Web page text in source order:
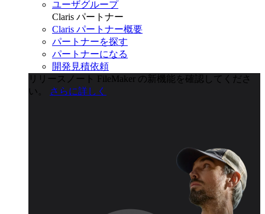
ユーザグループ
Claris パートナー
Claris パートナー概要
パートナーを探す
パートナーになる
開発見積依頼
リリースノート
FileMaker の新機能を確認してくださ
い。
さらに詳しく